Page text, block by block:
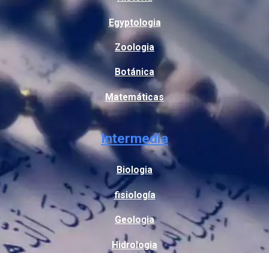
Egyptologia
Zoologia
Botánica
Matemáticas
Intermedia
Biologia
fisiología
Geologia
Hidrologia